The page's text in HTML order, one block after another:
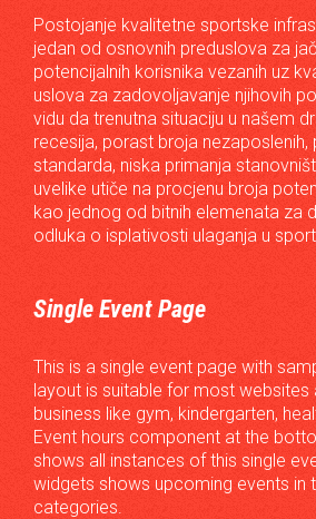
Postojanje kvalitetne sportske
jedan od osnovnih preduslova za
potencijalnih korisnika vezanih uz
uslova za zadovoljavanje njihovih
vidu da trenutna situaciju u našem
recesija, porast broja nezaposlenih,
standarda, niska primanja
uvelike utiče na procjenu broja
kao jednog od bitnih elemenata za
odluka o isplativosti ulaganja u
Single Event Page
This is a single event page with
layout is suitable for most websites
business like gym, kindergarten,
Event hours component at the
shows all instances of this single
widgets shows upcoming events in
categories.